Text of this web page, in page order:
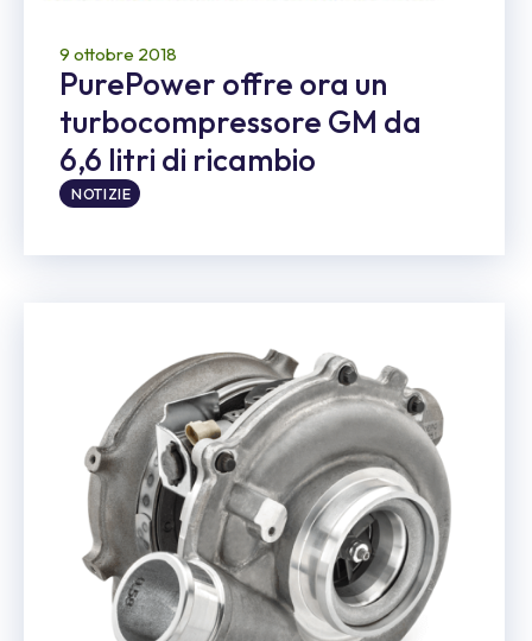
9 ottobre 2018
PurePower offre ora un
turbocompressore GM da
6,6 litri di ricambio
NOTIZIE